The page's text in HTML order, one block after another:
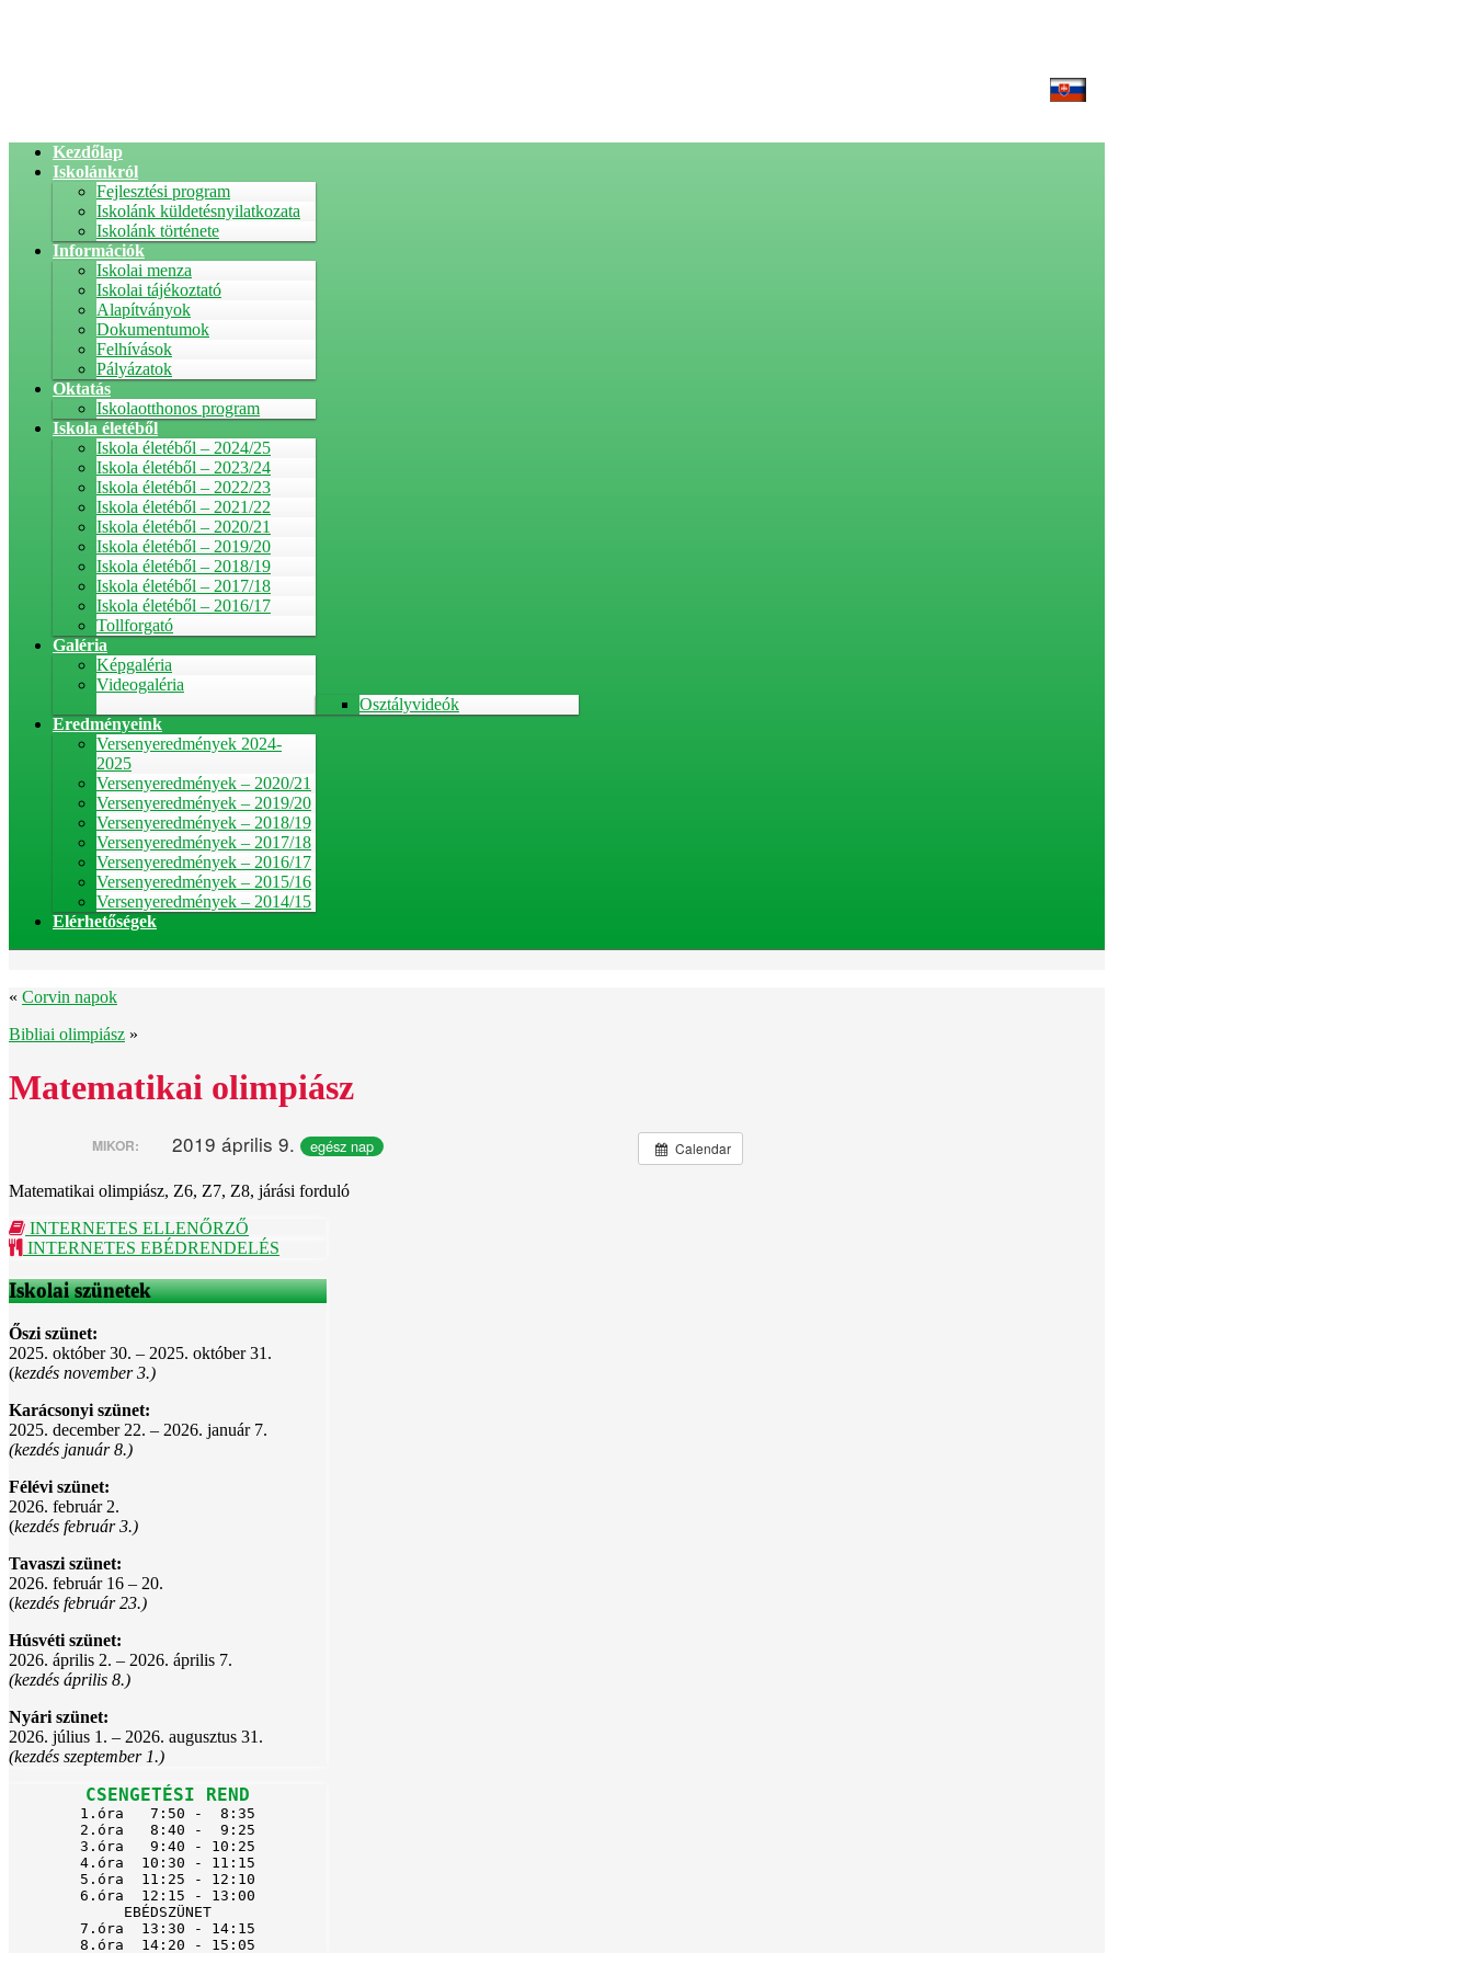
Kezdőlap
Iskolánkról
Fejlesztési program
Iskolánk küldetésnyilatkozata
Iskolánk története
Információk
Iskolai menza
Iskolai tájékoztató
Alapítványok
Dokumentumok
Felhívások
Pályázatok
Oktatás
Iskolaotthonos program
Iskola életéből
Iskola életéből – 2024/25
Iskola életéből – 2023/24
Iskola életéből – 2022/23
Iskola életéből – 2021/22
Iskola életéből – 2020/21
Iskola életéből – 2019/20
Iskola életéből – 2018/19
Iskola életéből – 2017/18
Iskola életéből – 2016/17
Tollforgató
Galéria
Képgaléria
Videogaléria
Osztályvideók
Eredményeink
Versenyeredmények 2024-
2025
Versenyeredmények – 2020/21
Versenyeredmények – 2019/20
Versenyeredmények – 2018/19
Versenyeredmények – 2017/18
Versenyeredmények – 2016/17
Versenyeredmények – 2015/16
Versenyeredmények – 2014/15
Elérhetőségek
« Corvin napok
Bibliai olimpiász »
Matematikai olimpiász
Calendar
MIKOR: 2019 április 9. egész nap
Matematikai olimpiász, Z6, Z7, Z8, járási forduló
INTERNETES ELLENŐRZŐ
INTERNETES EBÉDRENDELÉS
Iskolai szünetek
Őszi szünet:
2025. október 30. – 2025. október 31.
(kezdés november 3.)
Karácsonyi szünet:
2025. december 22. – 2026. január 7.
(kezdés január 8.)
Félévi szünet:
2026. február 2.
(kezdés február 3.)
Tavaszi szünet:
2026. február 16 – 20.
(kezdés február 23.)
Húsvéti szünet:
2026. április 2. – 2026. április 7.
(kezdés április 8.)
Nyári szünet:
2026. július 1. – 2026. augusztus 31.
(kezdés szeptember 1.)
CSENGETÉSI REND
1.óra   7:50 -  8:35
2.óra   8:40 -  9:25
3.óra   9:40 - 10:25
4.óra  10:30 - 11:15
5.óra  11:25 - 12:10
6.óra  12:15 - 13:00
EBÉDSZÜNET
7.óra  13:30 - 14:15
8.óra  14:20 - 15:05